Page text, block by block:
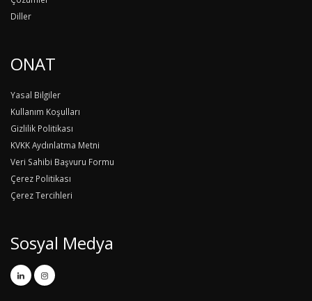
Diller
ONAT
Yasal Bilgiler
Kullanım Koşulları
Gizlilik Politikası
KVKK Aydınlatma Metni
Veri Sahibi Başvuru Formu
Çerez Politikası
Çerez Tercihleri
Sosyal Medya